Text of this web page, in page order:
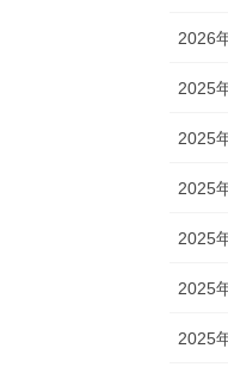
2026
2025
2025
2025
2025
2025
2025